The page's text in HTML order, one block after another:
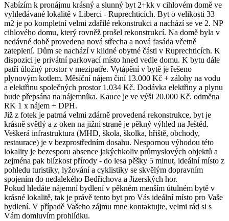
Nabízím k pronájmu krásný a slunný byt 2+kk v cihlovém domě ve
vyhledávané lokalitě v Liberci - Ruprechticích. Byt o velikosti 33
m2 je po kompletní velmi zdařilé rekonstrukci a nachází se ve 2. NP
cihlového domu, který rovněž prošel rekonstrukcí. Na domě byla v
nedávné době provedena nová střecha a nová fasáda včetně
zateplení. Dům se nachází v klidné obytné části v Ruprechticích. K
dispozici je privátní parkovací místo hned vedle domu. K bytu dále
patří úložný prostor v mezipatře. Vytápění v bytě je řešeno
plynovým kotlem. Měsíční nájem činí 13.000 Kč + zálohy na vodu
a elektřinu společných prostor 1.034 Kč. Dodávka elektřiny a plynu
bude přepsána na nájemníka. Kauce je ve výši 20.000 Kč. odměna
RK 1 x nájem + DPH.
Již z fotek je patrná velmi zdárně provedená rekonstrukce, byt je
krásně světlý a z oken na jižní straně je pěkný výhled na Ještěd.
Veškerá infrastruktura (MHD, škola, školka, hřiště, obchody,
restaurace) je v bezprostředním dosahu. Nespornou výhodou této
lokality je bezesporu absence jakýchkoliv průmyslových objektů a
zejména pak blízkost přírody - do lesa pěšky 5 minut, ideální místo z
pohledu turistiky, lyžování a cyklistiky se skvělým dopravním
spojením do nedalekého Bedřichova a Jizerských hor.
Pokud hledáte nájemní bydlení v pěkném menším útulném bytě v
krásné lokalitě, tak je právě tento byt pro Vás ideální místo pro Vaše
bydlení. V případě Vašeho zájmu mne kontaktujte, velmi rád si s
Vám domluvím prohlídku.